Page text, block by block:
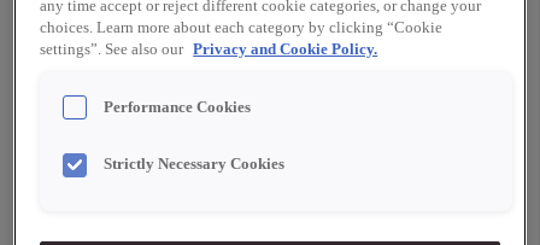
2 st palsternacka
2st gul lök
3 st steklök
Rödvinsås
any time accept or reject different cookie categories, or change your
choices. Learn more about each category by clicking “Cookie
settings”. See also our Privacy and Cookie Policy.
Performance Cookies
Strictly Necessary Cookies